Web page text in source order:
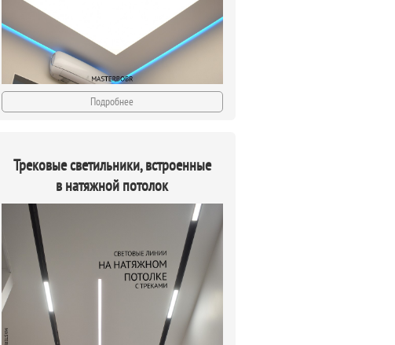
Подробнее
Трековые светильники, встроенные
в натяжной потолок